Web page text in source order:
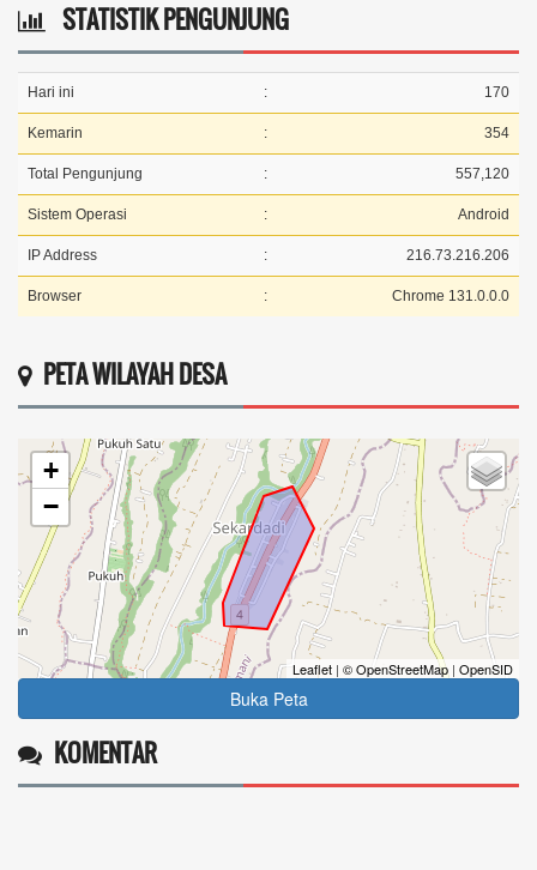
STATISTIK PENGUNJUNG
Hari ini : 170
Kemarin : 354
Total Pengunjung : 557,120
Sistem Operasi : Android
IP Address : 216.73.216.206
Browser : Chrome 131.0.0.0
PETA WILAYAH DESA
+
−
Leaflet | © OpenStreetMap | OpenSID
Buka Peta
KOMENTAR